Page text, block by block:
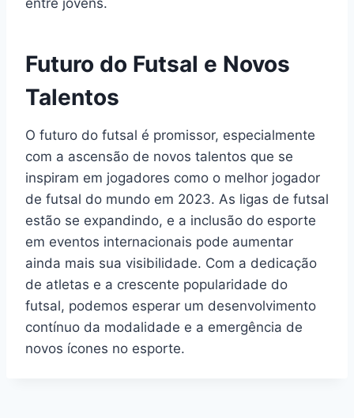
entre jovens.
Futuro do Futsal e Novos
Talentos
O futuro do futsal é promissor, especialmente
com a ascensão de novos talentos que se
inspiram em jogadores como o melhor jogador
de futsal do mundo em 2023. As ligas de futsal
estão se expandindo, e a inclusão do esporte
em eventos internacionais pode aumentar
ainda mais sua visibilidade. Com a dedicação
de atletas e a crescente popularidade do
futsal, podemos esperar um desenvolvimento
contínuo da modalidade e a emergência de
novos ícones no esporte.